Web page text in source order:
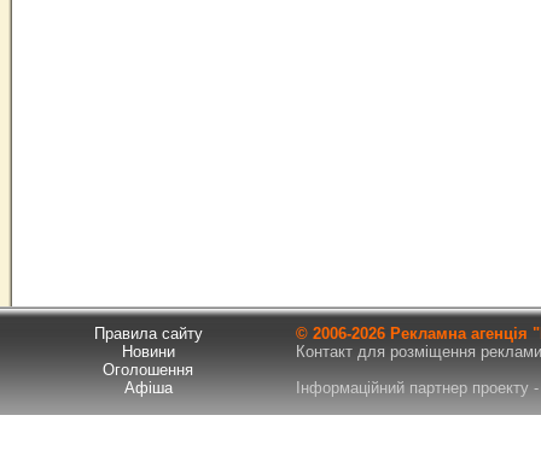
Правила сайту
Новини
Оголошення
Афіша
© 2006-2026 Рекламна
Контакт для розміщення
Інформаційний партнер проекту